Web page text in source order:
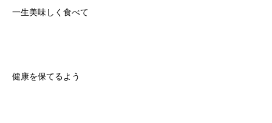
一生美味しく食べて
健康を保てるよう